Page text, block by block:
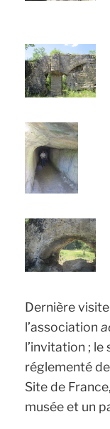
Dernière
l’association
l’invitation ; le
réglementé
Site de
musée et un